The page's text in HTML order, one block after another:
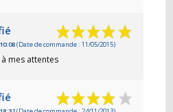
(Date de commande : 11/05/2015)
mes attentes